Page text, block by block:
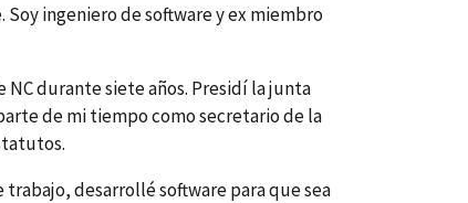
Soy ingeniero de software y ex miembro
durante siete años. Presidí la junta
de mi tiempo como secretario de la
desarrollé software para que sea